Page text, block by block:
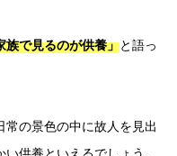
族で見るのが供養」と語っ
の景色の中に故人を見出
供養といえるでしょう。